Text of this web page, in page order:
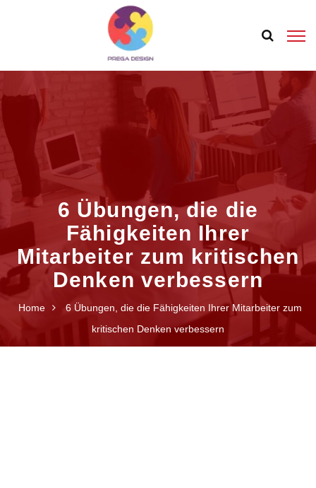
6 Übungen, die die
Fähigkeiten Ihrer
Mitarbeiter zum kritischen
Denken verbessern
Home
6 Übungen, die die Fähigkeiten Ihrer Mitarbeiter zum
kritischen Denken verbessern